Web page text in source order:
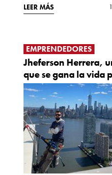
LEER MÁS
EMPRENDEDORES
Jheferson Herrera,
que se gana la vida